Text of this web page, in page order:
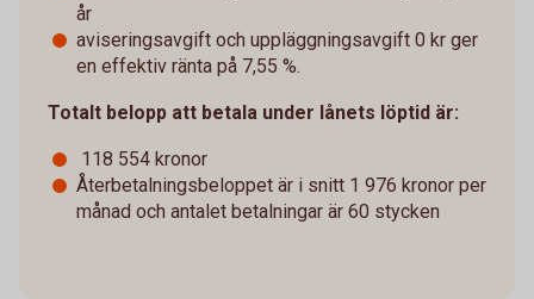
år
aviseringsavgift och uppläggningsavgift 0 kr ger
en effektiv ränta på 7,55 %.
Totalt belopp att betala under lånets löptid är:
118 554 kronor
Återbetalningsbeloppet är i snitt 1 976 kronor per
månad och antalet betalningar är 60 stycken